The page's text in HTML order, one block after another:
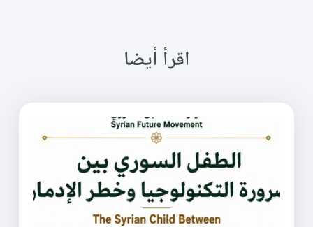
اقرأ أيضا